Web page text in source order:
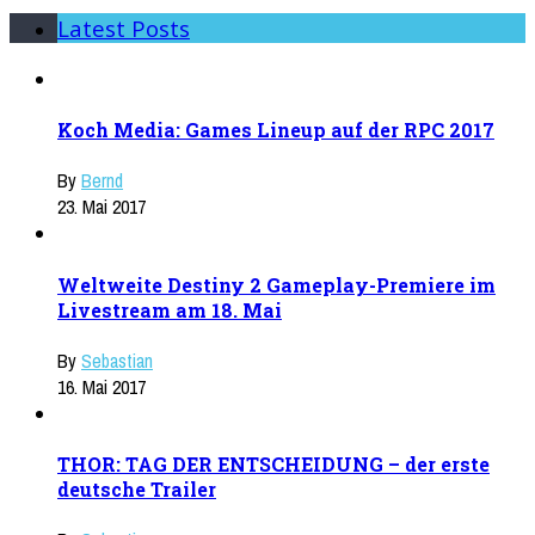
Latest Posts
Koch Media: Games Lineup auf der RPC 2017
ByBernd
23. Mai 2017
Weltweite Destiny 2 Gameplay-Premiere im
Livestream am 18. Mai
BySebastian
16. Mai 2017
THOR: TAG DER ENTSCHEIDUNG – der erste
deutsche Trailer